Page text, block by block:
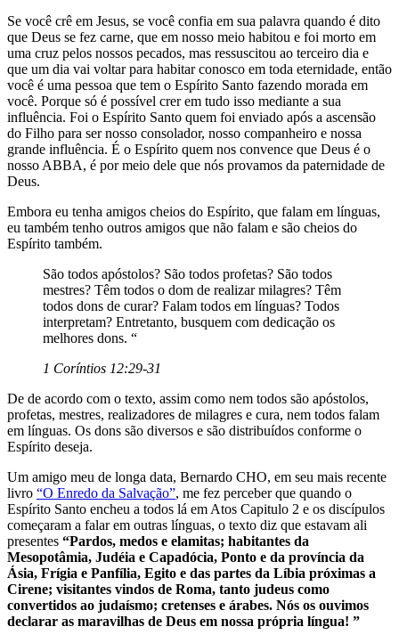
Se você crê em Jesus, se você confia em sua palavra quando é dito
que Deus se fez carne, que em nosso meio habitou e foi morto em
uma cruz pelos nossos pecados, mas ressuscitou ao terceiro dia e
que um dia vai voltar para habitar conosco em toda eternidade, então
você é uma pessoa que tem o Espírito Santo fazendo morada em
você. Porque só é possível crer em tudo isso mediante a sua
influência. Foi o Espírito Santo quem foi enviado após a ascensão
do Filho para ser nosso consolador, nosso companheiro e nossa
grande influência. É o Espírito quem nos convence que Deus é o
nosso ABBA, é por meio dele que nós provamos da paternidade de
Deus.
Embora eu tenha amigos cheios do Espírito, que falam em línguas,
eu também tenho outros amigos que não falam e são cheios do
Espírito também.
São todos apóstolos? São todos profetas? São todos
mestres? Têm todos o dom de realizar milagres? Têm
todos dons de curar? Falam todos em línguas? Todos
interpretam? Entretanto, busquem com dedicação os
melhores dons. “
1 Coríntios 12:29-31
De de acordo com o texto, assim como nem todos são apóstolos,
profetas, mestres, realizadores de milagres e cura, nem todos falam
em línguas. Os dons são diversos e são distribuídos conforme o
Espírito deseja.
Um amigo meu de longa data, Bernardo CHO, em seu mais recente
livro “O Enredo da Salvação”, me fez perceber que quando o
Espírito Santo encheu a todos lá em Atos Capitulo 2 e os discípulos
começaram a falar em outras línguas, o texto diz que estavam ali
presentes “Pardos, medos e elamitas; habitantes da
Mesopotâmia, Judéia e Capadócia, Ponto e da província da
Ásia, Frígia e Panfília, Egito e das partes da Líbia próximas a
Cirene; visitantes vindos de Roma, tanto judeus como
convertidos ao judaísmo; cretenses e árabes. Nós os ouvimos
declarar as maravilhas de Deus em nossa própria língua! ”